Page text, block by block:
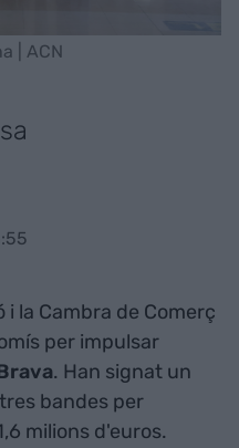
| ACN
i la Cambra de Comerç
per impulsar
. Han signat un
bandes per
milions d'euros.